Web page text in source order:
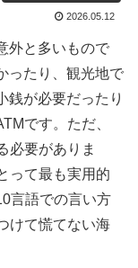
2026.05.12
外と多いもので
ったり、観光地で
銭が必要だったり
です。ただ、
必要がありま
って最も実用的
言語での言い方
けて慌てない海